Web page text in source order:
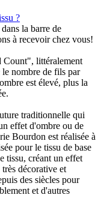
?
la barre de
à recevoir chez vous!
littéralement
nombre de fils par
est élevé, plus la
traditionnelle qui
effet d'ombre ou de
Bourdon est réalisée à
pour le tissu de base
tissu, créant un effet
décorative et
des siècles pour
et d'autres